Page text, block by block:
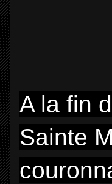
A la fin
Sainte